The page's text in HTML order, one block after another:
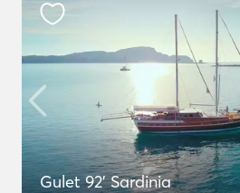
Gulet 92' Sardinia